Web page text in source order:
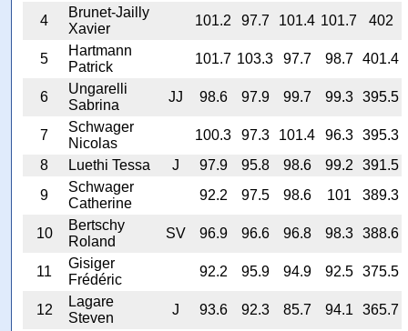
4
Brunet-Jailly
Xavier
101.2 97.7 101.4 101.7 402
5
Hartmann
Patrick
101.7 103.3 97.7 98.7 401.4
6
Ungarelli
Sabrina
JJ 98.6 97.9 99.7 99.3 395.5
7
Schwager
Nicolas
100.3 97.3 101.4 96.3
395.3
8
Luethi Tessa J 97.9 95.8 98.6 99.2
391.5
9
Schwager
Catherine
92.2 97.5 98.6 101 389.3
10
Bertschy
Roland
SV 96.9 96.6 96.8 98.3 388.6
11
Gisiger
Frédéric
92.2 95.9 94.9 92.5 375.5
12
Lagare
Steven
J 93.6 92.3 85.7 94.1 365.7